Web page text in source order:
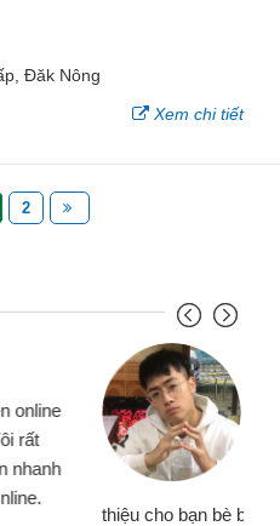
Đăk Nông
Xem chi tiết
2
tiền gấp nên định cầm cố
nhưng thật may đã có
bằng CMND online không
nên rất tiện lợi, sẽ giới